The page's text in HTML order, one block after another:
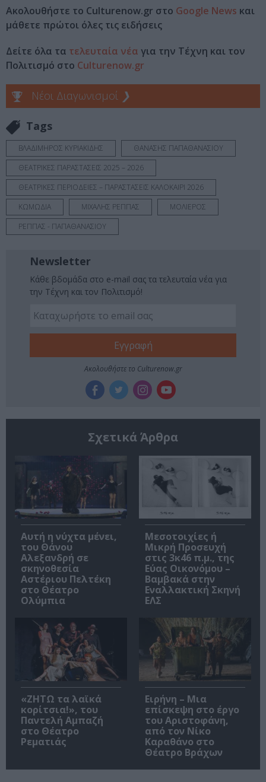
Ακολουθήστε το Culturenow.gr στο Google News και
μάθετε πρώτοι όλες τις ειδήσεις
Δείτε όλα τα τελευταία νέα για την Τέχνη και τον
Πολιτισμό στο Culturenow.gr
Νέοι Διαγωνισμοί ❯
Tags
ΒΛΑΔΙΜΗΡΟΣ ΚΥΡΙΑΚΙΔΗΣ
ΘΑΝΑΣΗΣ ΠΑΠΑΘΑΝΑΣΙΟΥ
ΘΕΑΤΡΙΚΕΣ ΠΑΡΑΣΤΑΣΕΙΣ 2025 – 2026
ΘΕΑΤΡΙΚΕΣ ΠΕΡΙΟΔΕΙΕΣ – ΠΑΡΑΣΤΑΣΕΙΣ ΚΑΛΟΚΑΙΡΙ 2026
ΚΩΜΩΔΙΑ
ΜΙΧΑΛΗΣ ΡΕΠΠΑΣ
ΜΟΛΙΕΡΟΣ
ΡΕΠΠΑΣ - ΠΑΠΑΘΑΝΑΣΙΟΥ
Newsletter
Κάθε βδομάδα στο e-mail σας τα τελευταία νέα για
την Τέχνη και τον Πολιτισμό!
Ακολουθήστε το Culturenow.gr
Σχετικά Άρθρα
Αυτή η νύχτα μένει,
του Θάνου
Αλεξανδρή σε
σκηνοθεσία
Αστέριου Πελτέκη
στο Θέατρο
Ολύμπια
Μεσοτοιχίες ή
Μικρή Προσευχή
στις 3κ46 π.μ., της
Εύας Οικονόμου –
Βαμβακά στην
Εναλλακτική Σκηνή
ΕΛΣ
«ΖΗΤΩ τα λαϊκά
κορίτσια!», του
Παντελή Αμπαζή
στο Θέατρο
Ρεματιάς
Ειρήνη – Μια
επίσκεψη στο έργο
του Αριστοφάνη,
από τον Νίκο
Καραθάνο στο
Θέατρο Βράχων